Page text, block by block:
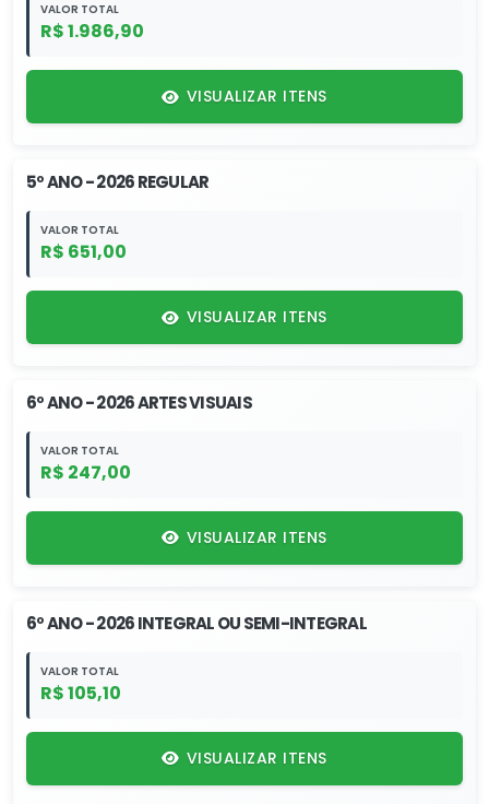
VALOR TOTAL
R$ 1.986,90
VISUALIZAR ITENS
5º ANO - 2026 REGULAR
VALOR TOTAL
R$ 651,00
VISUALIZAR ITENS
6º ANO - 2026 ARTES VISUAIS
VALOR TOTAL
R$ 247,00
VISUALIZAR ITENS
6º ANO - 2026 INTEGRAL OU SEMI-INTEGRAL
VALOR TOTAL
R$ 105,10
VISUALIZAR ITENS